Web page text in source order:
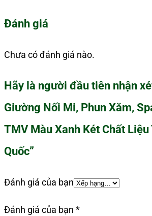
Đánh giá
Chưa có đánh giá nào.
Hãy là người đầu tiên nhận
Giường Nối Mi, Phun Xăm,
TMV Màu Xanh Két Chất Liệu
Quốc”
Đánh giá của bạn
Đánh giá của bạn *